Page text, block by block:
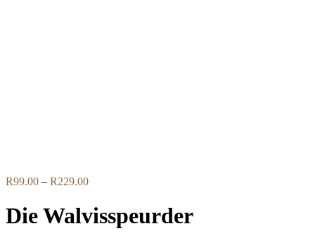
R99.00 – R229.00Price
R99.00
through
R229.00
Die Walvisspeurder